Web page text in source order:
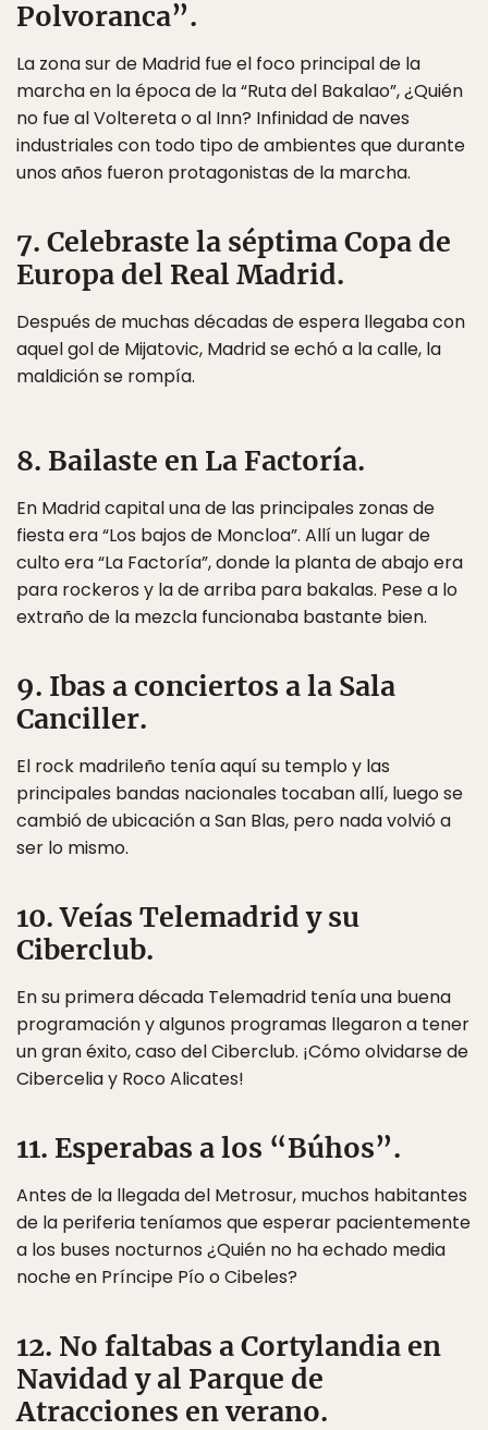
Polvoranca”.
La zona sur de Madrid fue el foco principal de la
marcha en la época de la “Ruta del Bakalao”, ¿Quién
no fue al Voltereta o al Inn? Infinidad de naves
industriales con todo tipo de ambientes que durante
unos años fueron protagonistas de la marcha.
7. Celebraste la séptima Copa de
Europa del Real Madrid.
Después de muchas décadas de espera llegaba con
aquel gol de Mijatovic, Madrid se echó a la calle, la
maldición se rompía.
8. Bailaste en La Factoría.
En Madrid capital una de las principales zonas de
fiesta era “Los bajos de Moncloa”. Allí un lugar de
culto era “La Factoría”, donde la planta de abajo era
para rockeros y la de arriba para bakalas. Pese a lo
extraño de la mezcla funcionaba bastante bien.
9. Ibas a conciertos a la Sala
Canciller.
El rock madrileño tenía aquí su templo y las
principales bandas nacionales tocaban allí, luego se
cambió de ubicación a San Blas, pero nada volvió a
ser lo mismo.
10. Veías Telemadrid y su
Ciberclub.
En su primera década Telemadrid tenía una buena
programación y algunos programas llegaron a tener
un gran éxito, caso del Ciberclub. ¡Cómo olvidarse de
Cibercelia y Roco Alicates!
11. Esperabas a los “Búhos”.
Antes de la llegada del Metrosur, muchos habitantes
de la periferia teníamos que esperar pacientemente
a los buses nocturnos ¿Quién no ha echado media
noche en Príncipe Pío o Cibeles?
12. No faltabas a Cortylandia en
Navidad y al Parque de
Atracciones en verano.